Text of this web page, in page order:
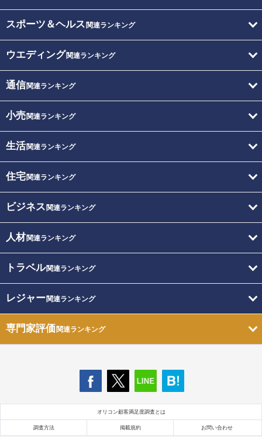
スポーツ＆ヘルス 関連ランキング
ウエディング関連ランキング
通信関連ランキング
小売関連ランキング
生活関連ランキング
住宅関連ランキング
ビジネス 関連ランキング
人材関連ランキング
トラベル関連ランキング
レジャー関連ランキング
専門家評価関連ランキング
オリコン顧客満足度調査とは
調査方法 掲載規約 お問い合わせ